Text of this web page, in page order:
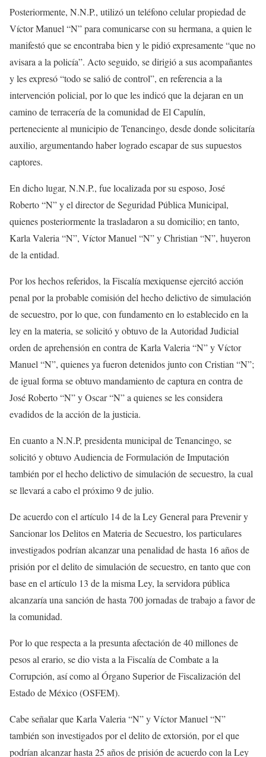
Posteriormente, N.N.P., utilizó un teléfono celular propiedad de
Víctor Manuel “N” para comunicarse con su hermana, a quien le
manifestó que se encontraba bien y le pidió expresamente “que no
avisara a la policía”. Acto seguido, se dirigió a sus acompañantes
y les expresó “todo se salió de control”, en referencia a la
intervención policial, por lo que les indicó que la dejaran en un
camino de terracería de la comunidad de El Capulín,
perteneciente al municipio de Tenancingo, desde donde solicitaría
auxilio, argumentando haber logrado escapar de sus supuestos
captores.
En dicho lugar, N.N.P., fue localizada por su esposo, José
Roberto “N” y el director de Seguridad Pública Municipal,
quienes posteriormente la trasladaron a su domicilio; en tanto,
Karla Valeria “N”, Víctor Manuel “N” y Christian “N”, huyeron
de la entidad.
Por los hechos referidos, la Fiscalía mexiquense ejercitó acción
penal por la probable comisión del hecho delictivo de simulación
de secuestro, por lo que, con fundamento en lo establecido en la
ley en la materia, se solicitó y obtuvo de la Autoridad Judicial
orden de aprehensión en contra de Karla Valeria “N” y Víctor
Manuel “N”, quienes ya fueron detenidos junto con Cristian “N”;
de igual forma se obtuvo mandamiento de captura en contra de
José Roberto “N” y Oscar “N” a quienes se les considera
evadidos de la acción de la justicia.
En cuanto a N.N.P, presidenta municipal de Tenancingo, se
solicitó y obtuvo Audiencia de Formulación de Imputación
también por el hecho delictivo de simulación de secuestro, la cual
se llevará a cabo el próximo 9 de julio.
De acuerdo con el artículo 14 de la Ley General para Prevenir y
Sancionar los Delitos en Materia de Secuestro, los particulares
investigados podrían alcanzar una penalidad de hasta 16 años de
prisión por el delito de simulación de secuestro, en tanto que con
base en el artículo 13 de la misma Ley, la servidora pública
alcanzaría una sanción de hasta 700 jornadas de trabajo a favor de
la comunidad.
Por lo que respecta a la presunta afectación de 40 millones de
pesos al erario, se dio vista a la Fiscalía de Combate a la
Corrupción, así como al Órgano Superior de Fiscalización del
Estado de México (OSFEM).
Cabe señalar que Karla Valeria “N” y Víctor Manuel “N”
también son investigados por el delito de extorsión, por el que
podrían alcanzar hasta 25 años de prisión de acuerdo con la Ley